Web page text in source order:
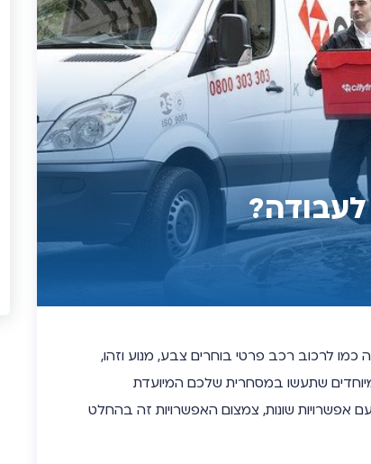
לרכוב רכב פרטי בוחרים צבע, מנוע וזהו,
שתעשו במסחרית שלכם המיועדת
אפשרויות שונות, צמצום האפשרויות זה בהחלט